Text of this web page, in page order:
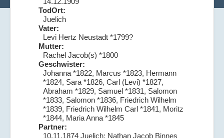
TodOrt:
Juelich
Vater:
Levi Hertz Neustadt *1799?
Mutter:
Rachel Jacob(s) *1800
Geschwister:
Johanna *1822, Marcus *1823, Hermann
*1824, Sara *1826, Carl (Levi) *1827,
Abraham *1829, Samuel *1831, Salomon
*1833, Salomon *1836, Friedrich Wilhelm
*1839, Friedrich Wilhelm Carl *1841, Moritz
*1844, Maria Anna *1845
Partner:
10.11.1874 Juelich: Nathan Jacob Binnes